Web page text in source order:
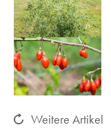
Weitere Artikel